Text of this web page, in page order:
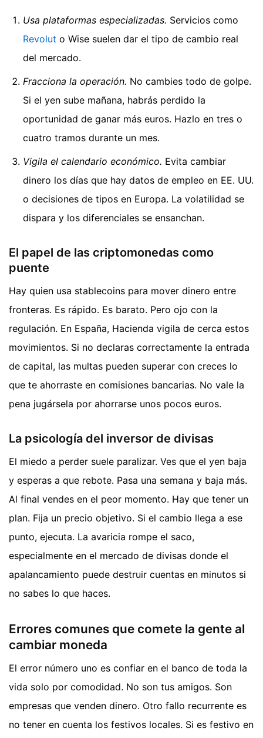
Usa plataformas especializadas. Servicios como
Revolut o Wise suelen dar el tipo de cambio real
del mercado.
Fracciona la operación. No cambies todo de golpe.
Si el yen sube mañana, habrás perdido la
oportunidad de ganar más euros. Hazlo en tres o
cuatro tramos durante un mes.
Vigila el calendario económico. Evita cambiar
dinero los días que hay datos de empleo en EE. UU.
o decisiones de tipos en Europa. La volatilidad se
dispara y los diferenciales se ensanchan.
El papel de las criptomonedas como
puente
Hay quien usa stablecoins para mover dinero entre
fronteras. Es rápido. Es barato. Pero ojo con la
regulación. En España, Hacienda vigila de cerca estos
movimientos. Si no declaras correctamente la entrada
de capital, las multas pueden superar con creces lo
que te ahorraste en comisiones bancarias. No vale la
pena jugársela por ahorrarse unos pocos euros.
La psicología del inversor de divisas
El miedo a perder suele paralizar. Ves que el yen baja
y esperas a que rebote. Pasa una semana y baja más.
Al final vendes en el peor momento. Hay que tener un
plan. Fija un precio objetivo. Si el cambio llega a ese
punto, ejecuta. La avaricia rompe el saco,
especialmente en el mercado de divisas donde el
apalancamiento puede destruir cuentas en minutos si
no sabes lo que haces.
Errores comunes que comete la gente al
cambiar moneda
El error número uno es confiar en el banco de toda la
vida solo por comodidad. No son tus amigos. Son
empresas que venden dinero. Otro fallo recurrente es
no tener en cuenta los festivos locales. Si es festivo en